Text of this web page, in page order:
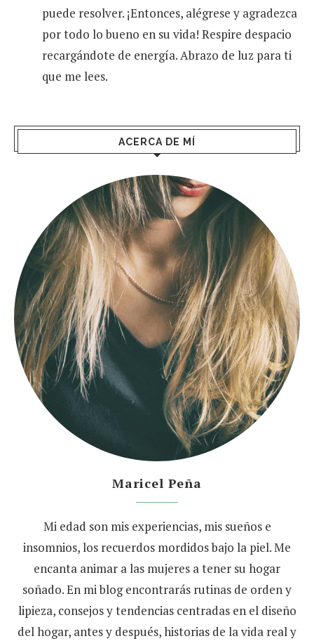
puede resolver. ¡Entonces, alégrese y agradezca
por todo lo bueno en su vida! Respire despacio
recargándote de energía. Abrazo de luz para ti
que me lees.
ACERCA DE MÍ
Maricel Peña
Mi edad son mis experiencias, mis sueños e
insomnios, los recuerdos mordidos bajo la piel. Me
encanta animar a las mujeres a tener su hogar
soñado. En mi blog encontrarás rutinas de orden y
lipieza, consejos y tendencias centradas en el diseño
del hogar, antes y después, historias de la vida real y